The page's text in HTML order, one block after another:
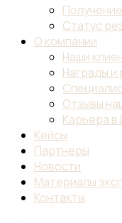
Статус
О компании
Наши
Награды и
Отзывы
Карьера в
Кейсы
Партнеры
Новости
Материалы
Контакты